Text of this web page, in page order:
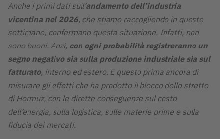
Anche i primi dati sull’andamento dell’industria
vicentina nel 2026, che stiamo raccogliendo in queste
settimane, confermano questa situazione. Infatti, non
sono buoni. Anzi, con ogni probabilità registreranno un
segno negativo sia sulla produzione industriale sia sul
fatturato, interno ed estero. E questo prima ancora di
misurare gli effetti che ha prodotto il blocco dello stretto
di Hormuz, con le dirette conseguenze sul costo
dell’energia, sulla logistica, sulle materie prime e sulla
fiducia dei mercati.